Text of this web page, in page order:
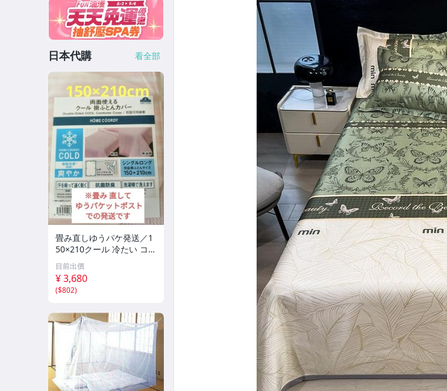
日本代購 看全部
畳み直しゆうパケ発送／1
50×210クール 冷たい コー
ルド 接触冷感 掛ふとん
カバー華やかピンク／布団
を入れずにひんやりケット
にも
目前出價
¥ 3,680
($802)